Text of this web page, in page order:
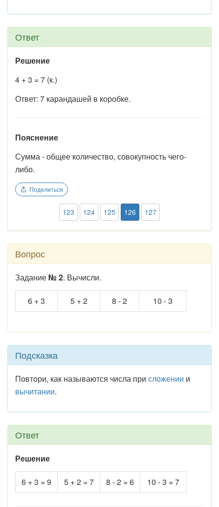
Ответ
Решение
4 + 3 = 7 (к.)
Ответ: 7 карандашей в коробке.
Пояснение
Сумма - общее количество, совокупность чего-
либо.
Поделиться
123 124 125 126 127
Вопрос
Задание№ 2. Вычисли.
6 + 3 5 + 2 8 - 2 10 - 3
Подсказка
Повтори, как называются числа при сложении и
вычитании.
Ответ
Решение
6 + 3 = 9 5 + 2 = 7 8 - 2 = 6 10 - 3 = 7